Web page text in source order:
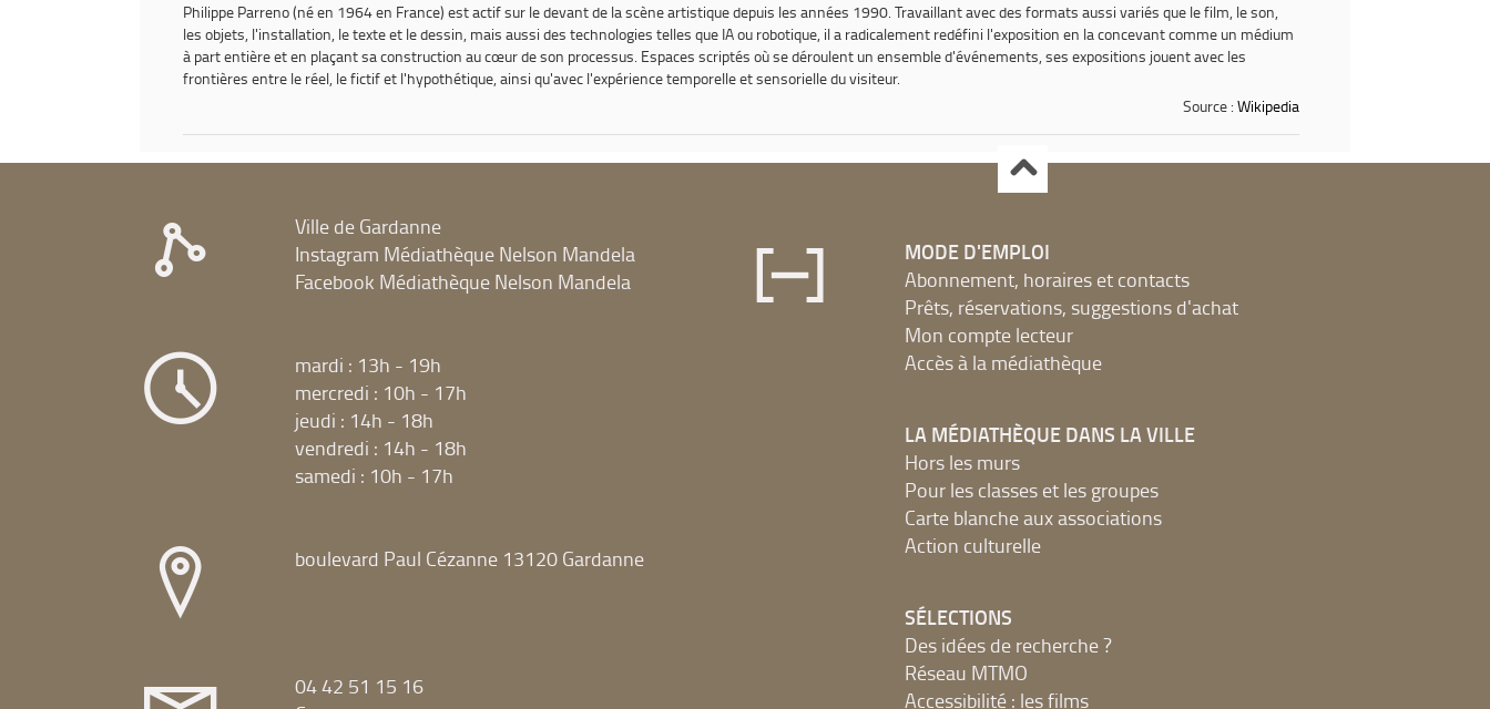
Douglas
Gordon,
Philippe
réal.
Philippe Parreno (né en 1964 en France) est actif sur le devant de la scène artistique depuis les années 1990. Travaillant avec des formats aussi variés que le film, le son,
les objets, l'installation, le texte et le dessin, mais aussi des technologies telles que IA ou robotique, il a radicalement redéfini l'exposition en la concevant comme un médium
à part entière et en plaçant sa construction au cœur de son processus. Espaces scriptés où se déroulent un ensemble d'événements, ses expositions jouent avec les
frontières entre le réel, le fictif et l'hypothétique, ainsi qu'avec l'expérience temporelle et sensorielle du visiteur.
Source : Wikipedia
Ville de Gardanne
Instagram Médiathèque Nelson Mandela
Facebook Médiathèque Nelson Mandela
mardi : 13h - 19h
mercredi : 10h - 17h
jeudi : 14h - 18h
vendredi : 14h - 18h
samedi : 10h - 17h
boulevard Paul Cézanne 13120 Gardanne
04 42 51 15 16
MODE D'EMPLOI
Abonnement, horaires et contacts
Prêts, réservations, suggestions d'achat
Mon compte lecteur
Accès à la médiathèque
LA MÉDIATHÈQUE DANS LA VILLE
Hors les murs
Pour les classes et les groupes
Carte blanche aux associations
Action culturelle
SÉLECTIONS
Des idées de recherche ?
Réseau MTMO
Accessibilité : les films